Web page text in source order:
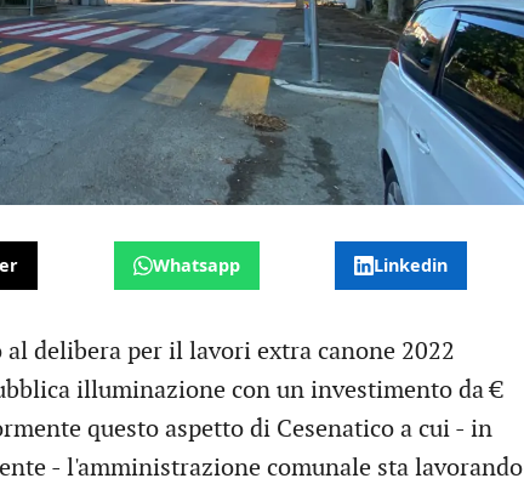
Whatsapp Linkedin
delibera per il lavori extra canone 2022
illuminazione con un investimento da €
questo aspetto di Cesenatico a cui - in
- l'amministrazione comunale sta lavorando